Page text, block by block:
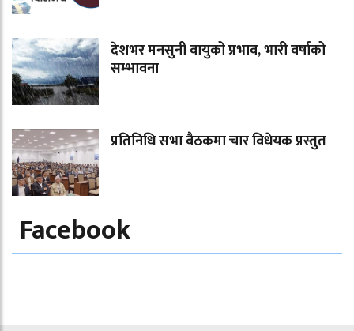
देशभर मनसुनी वायुको प्रभाव, भारी वर्षाको
सम्भावना
प्रतिनिधि सभा बैठकमा चार विधेयक प्रस्तुत
Facebook